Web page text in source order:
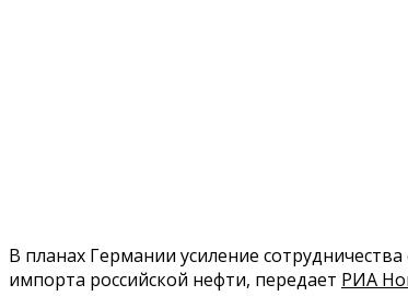
В планах Германии усиление
импорта российской нефти, передает РИА